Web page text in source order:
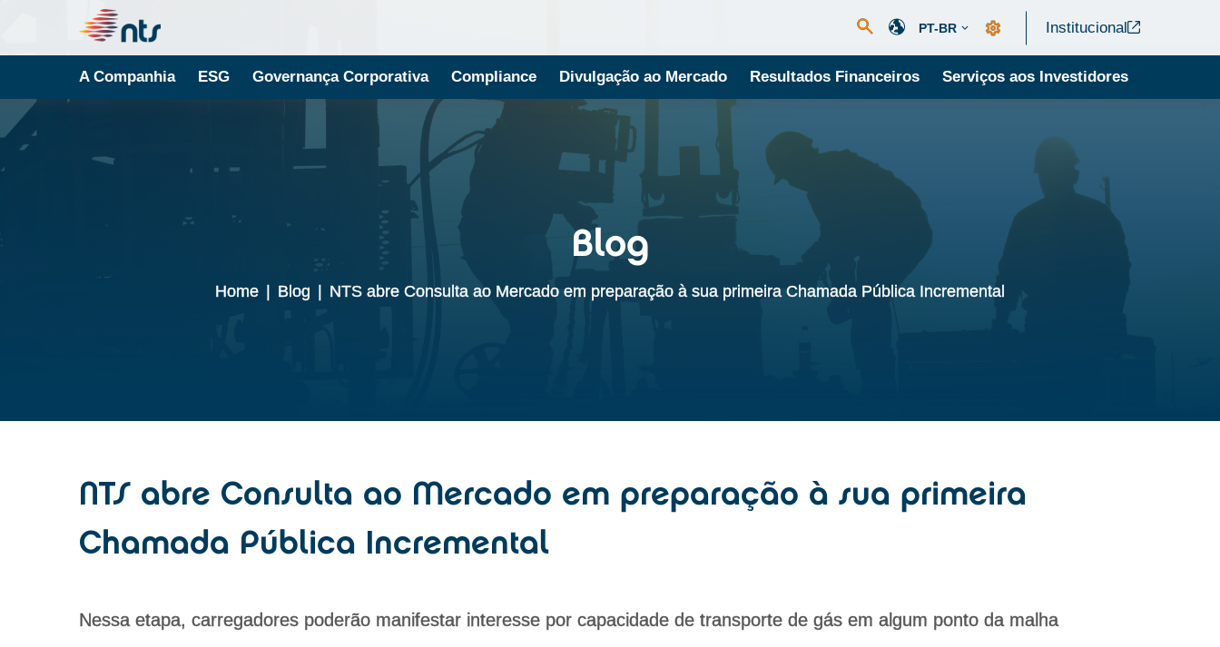
PT-BR Institucional
A Companhia ESG Governança Corporativa Compliance Divulgação ao Mercado Resultados Financeiros Serviços aos Investidores
Blog
Home Blog NTS abre Consulta ao Mercado em preparação à sua primeira Chamada Pública Incremental
NTS abre Consulta ao Mercado em preparação à sua primeira
Chamada Pública Incremental
Nessa etapa, carregadores poderão manifestar interesse por capacidade de transporte de gás em algum ponto da malha